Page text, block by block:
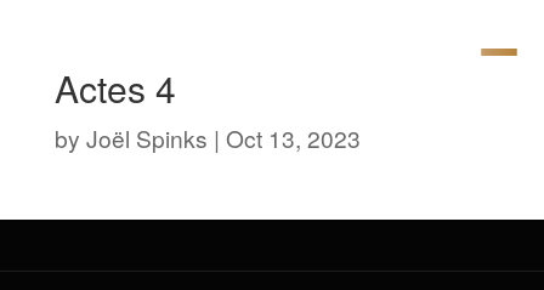
Actes 4
by Joël Spinks | Oct 13, 2023